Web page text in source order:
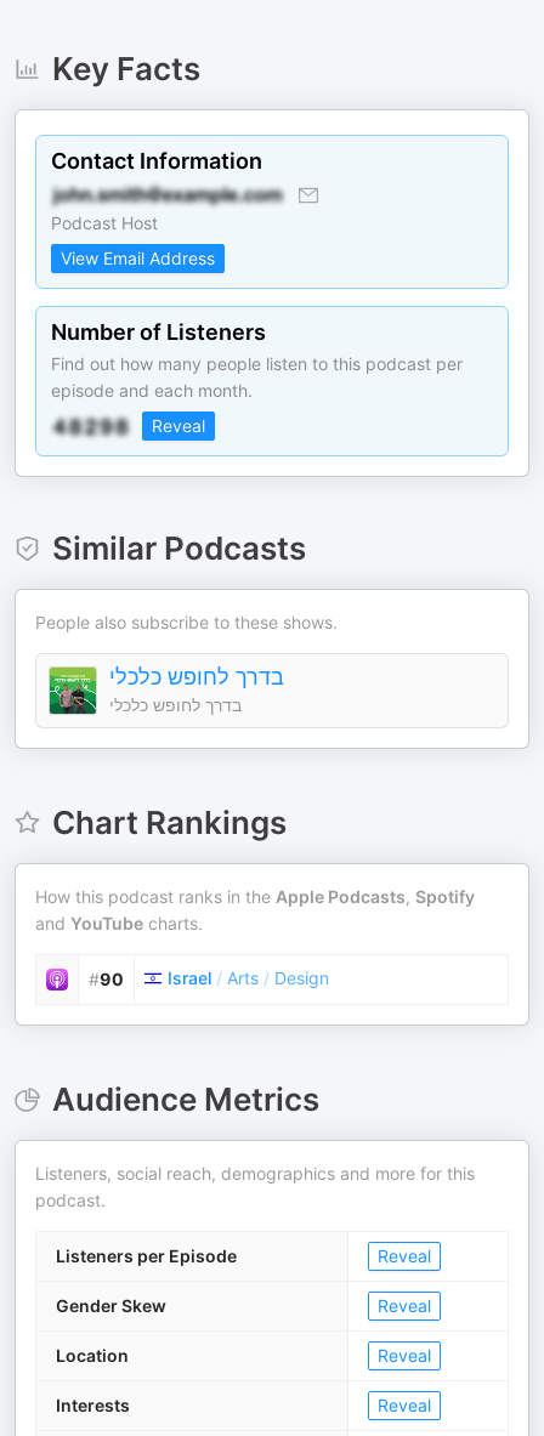
Key Facts
Contact Information
Podcast Host
View Email Address
Number of Listeners
Find out how many people listen to this podcast per
episode and each month.
Reveal
Similar Podcasts
People also subscribe to these shows.
בדרך לחופש כלכלי
בדרך לחופש כלכלי
Chart Rankings
How this podcast ranks in the Apple Podcasts, Spotify
and YouTube charts.
#90 Israel / Arts / Design
Audience Metrics
Listeners, social reach, demographics and more for this
podcast.
Listeners per Episode Reveal
Gender Skew Reveal
Location Reveal
Interests Reveal